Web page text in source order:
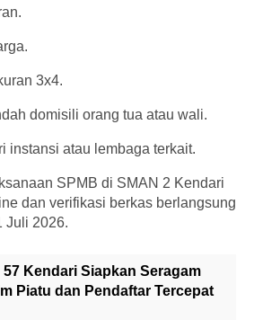
3x4.
domisili orang tua atau wali.
instansi atau lembaga terkait.
SPMB di SMAN 2 Kendari
dan verifikasi berkas berlangsung
Juli 2026.
57 Kendari Siapkan Seragam
Piatu dan Pendaftar Tercepat